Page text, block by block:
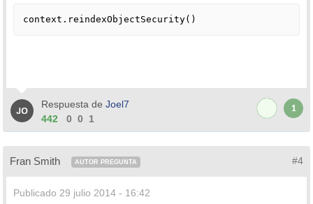
context.reindexObjectSecurity()
Respuesta de Joel7
442
0 0 1
1
Fran Smith AUTOR PREGUNTA #4
Publicado 29 julio 2014 - 16:42